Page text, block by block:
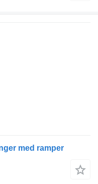
med ramper